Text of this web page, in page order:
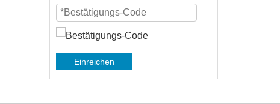
Einreichen